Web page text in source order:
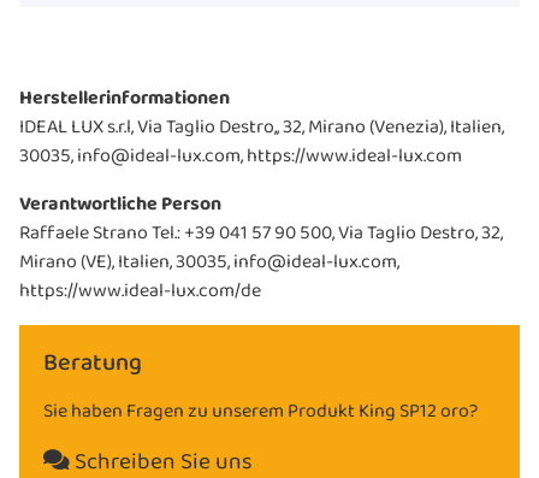
Herstellerinformationen
IDEAL LUX s.r.l, Via Taglio Destro,, 32, Mirano (Venezia), Italien,
30035, info@ideal-lux.com, https://www.ideal-lux.com
Verantwortliche Person
Raffaele Strano Tel.: +39 041 57 90 500, Via Taglio Destro, 32,
Mirano (VE), Italien, 30035, info@ideal-lux.com,
https://www.ideal-lux.com/de
Beratung
Sie haben Fragen zu unserem Produkt King SP12 oro?
Schreiben Sie uns